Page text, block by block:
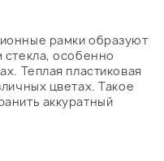
рамки образуют
особенно
Теплая пластиковая
цветах. Такое
аккуратный